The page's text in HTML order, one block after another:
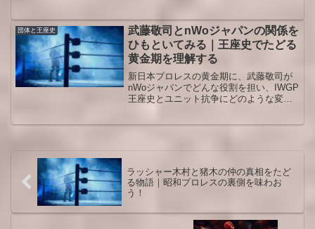
視聴の楽しみ方を広げられます。
団体と王座史
武藤敬司とnWoジャパンの関係を
ひもといてみる｜王座史でたどる
黄金期を理解する
新日本プロレスの黄金期に、武藤敬司が
nWoジャパンでどんな役割を担い、IWGP
王座史とユニット抗争にどのような変化
ラッシャー木村と猪木の仲の真相をたど
る物語｜昭和プロレスの裏側を味わお
う！